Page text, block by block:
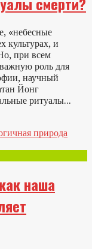
«небесные
культурах, и
при всем
роль для
научный
Йонг
ритуалы...
наша